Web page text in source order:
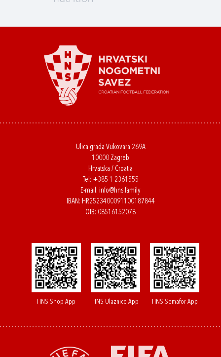
Ulica grada Vukovara 269A
10000 Zagreb
Hrvatska / Croatia
Tel: +385 1 2361555
E-mail: info@hns.family
IBAN: HR2523400091100187844
OIB: 08516152078
HNS Shop App HNS Ulaznice App HNS Semafor App